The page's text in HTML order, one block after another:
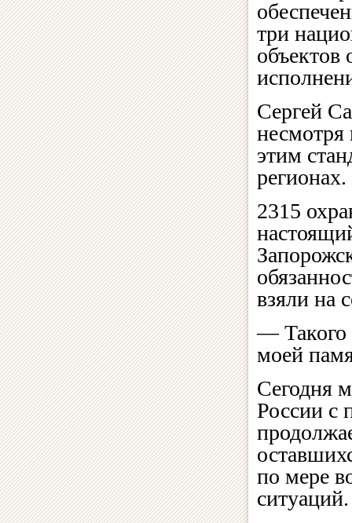
три
объектов
Сергей
несмотря
этим
регионах.
2315
взяли на
— Такого
моей
Сегодня
России с
по мере